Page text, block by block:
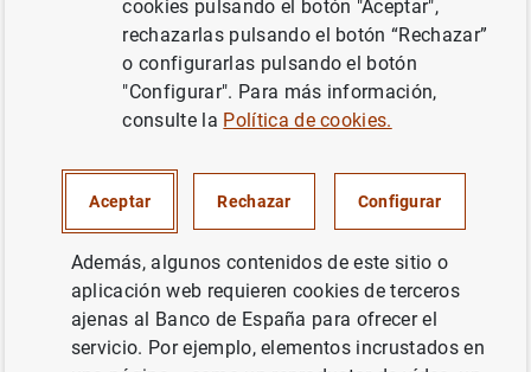
POLÍTICA MONETARIA
Estado financiero consolidado del
Eurosistema a 6 de noviembre de 2015 (70
KB
cookies pulsando el botón "Aceptar",
rechazarlas pulsando el botón “Rechazar”
o configurarlas pulsando el botón
"Configurar". Para más información,
consulte la Política de cookies.
Aceptar Rechazar Configurar
Además, algunos contenidos de este sitio o
aplicación web requieren cookies de terceros
ajenas al Banco de España para ofrecer el
servicio. Por ejemplo, elementos incrustados en